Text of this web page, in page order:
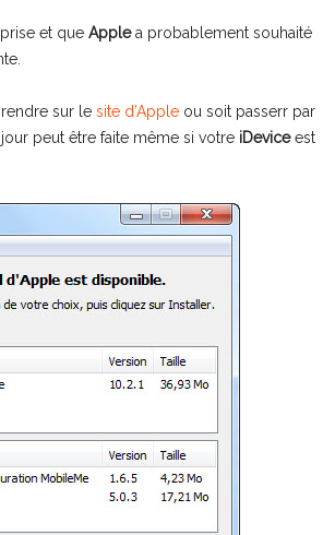
et que Applea probablement souhaité
sur le site d’Appleou soit passerr par
peut être faite même si votre iDeviceest